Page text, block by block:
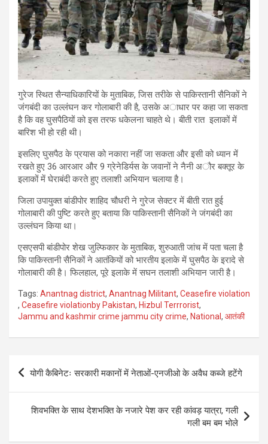
गुरेज स्थित सैन्याधिकारियों के मुताबिक, जिस तरीके से पाकिस्तानी सैनिकों ने
जंगबंदी का उल्लंघन कर गोलाबारी की है, उसके अाधार पर कहा जा सकता
है कि वह घुसपैठियों को इस तरफ धकेलना चाहते थे। बीती रात इलाकों में
बारिश भी हो रही थी।
इसलिए घुसपैठ के प्रयास को नकारा नहीं जा सकता और इसी को ध्यान में
रखते हुए 36 आरआर और 9 ग्रेनेडिर्यस के जवानों ने नैनी अौर बक्तूर के
इलाकों में घेराबंदी करते हुए तलाशी अभियान चलाया है।
जिला उपायुक्त बांडीपोर शाहिद चौधरी ने गुरेज सेक्टर में बीती रात हुई
गोलाबारी की पुष्टि करते हुए बताया कि पाकिस्तानी सैनिकों ने जंगबंदी का
उल्लंघन किया था।
एसएसपी बांडीपोर शेख जुल्फिकार के मुताबिक, शुरुआती जांच में पता चला है
कि पाकिस्तानी सैनिकों ने आतंकियों को भारतीय इलाके में घुसपैठ के इरादे से
गोलाबारी की है। फिलहाल, पूरे इलाके में सघन तलाशी अभियान जारी है।
Tags: Anantnag district, Anantnag Militant, Ceasefire violation
, Ceasefire violationby Pakistan, Hizbul Terrrorist,
Jammu and kashmir crime jammu city crime, National , आतंकी
Post
योगी कैबिनेटः सरकारी मकानों में नेताओं-एनजीओ के अवैध कब्जे हटेंगे
शिवभक्ति के साथ देशभक्ति के नजारे पेश कर रही कांवड़ यात्रा, गली
गली बम बम भोले